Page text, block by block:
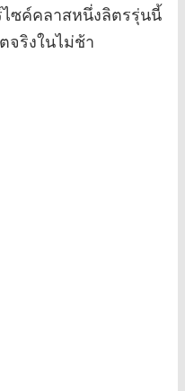
ไซค์คลาสหนึ่งลิตรรุ่นนี้
จริงในไม่ช้า